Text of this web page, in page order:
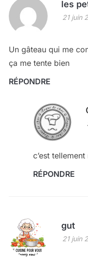
les
21 juin
Un gâteau qui me
ça me tente bien
RÉPONDRE
c’est
RÉPONDRE
gut
21 juin